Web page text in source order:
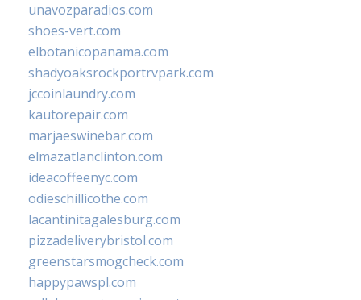
unavozparadios.com
shoes-vert.com
elbotanicopanama.com
shadyoaksrockportrvpark.com
jccoinlaundry.com
kautorepair.com
marjaeswinebar.com
elmazatlanclinton.com
ideacoffeenyc.com
odieschillicothe.com
lacantinitagalesburg.com
pizzadeliverybristol.com
greenstarsmogcheck.com
happypawspl.com